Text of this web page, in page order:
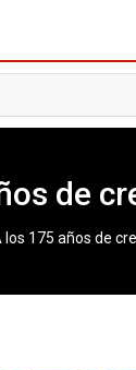
de
los 175 años de